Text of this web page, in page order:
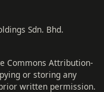
Sdn. Bhd.
Commons Attribution-
or storing any
written permission.